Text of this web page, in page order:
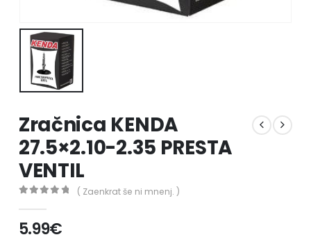
Zračnica KENDA
27.5×2.10-2.35 PRESTA
VENTIL
( Zaenkrat še ni mnenj. )
5.99€